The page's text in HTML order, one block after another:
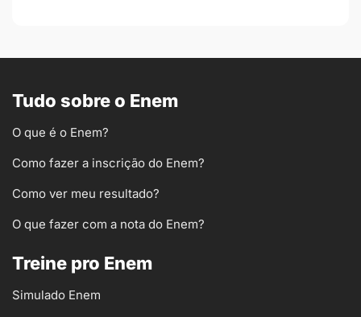
Tudo sobre o Enem
O que é o Enem?
Como fazer a inscrição do Enem?
Como ver meu resultado?
O que fazer com a nota do Enem?
Treine pro Enem
Simulado Enem